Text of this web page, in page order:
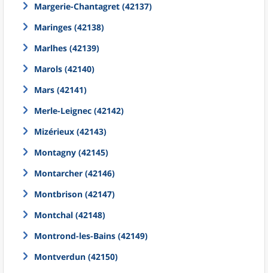
Margerie-Chantagret (42137)
Maringes (42138)
Marlhes (42139)
Marols (42140)
Mars (42141)
Merle-Leignec (42142)
Mizérieux (42143)
Montagny (42145)
Montarcher (42146)
Montbrison (42147)
Montchal (42148)
Montrond-les-Bains (42149)
Montverdun (42150)